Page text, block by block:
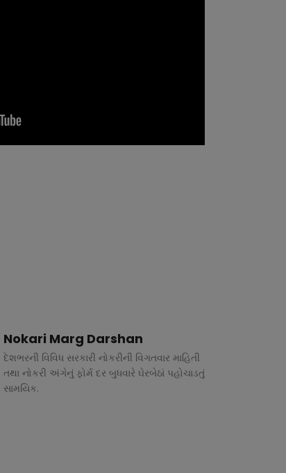
Nokari Marg Darshan
દેશભરની વિવિધ સરકારી નોકરીની વિગતવાર માહિતી
તથા નોકરી અંગેનું ફોર્મ દર બુધવારે ઘેરબેઠાં પહોચાડતું
સામયિક.